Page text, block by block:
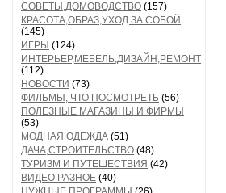
СОВЕТЫ,ДОМОВОДСТВО (157)
КРАСОТА,ОБРАЗ,УХОД ЗА СОБОЙ
(145)
ИГРЫ (124)
ИНТЕРЬЕР,МЕБЕЛЬ,ДИЗАЙН,РЕМОНТ
(112)
НОВОСТИ (73)
ФИЛЬМЫ, ЧТО ПОСМОТРЕТЬ (56)
ПОЛЕЗНЫЕ МАГАЗИНЫ И ФИРМЫ
(53)
МОДНАЯ ОДЕЖДА (51)
ДАЧА,СТРОИТЕЛЬСТВО (48)
ТУРИЗМ И ПУТЕШЕСТВИЯ (42)
ВИДЕО РАЗНОЕ (40)